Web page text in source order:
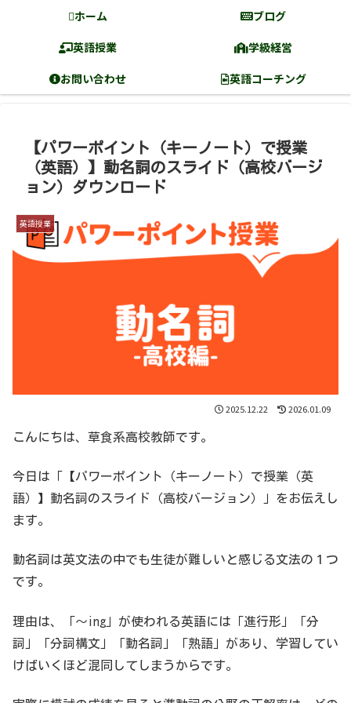
ホーム
ブログ
英語授業
学級経営
お問い合わせ
英語コーチング
【パワーポイント（キーノート）で授業
（英語）】動名詞のスライド（高校バージ
ョン）ダウンロード
英語授業
2025.12.22 2026.01.09
こんにちは、草食系高校教師です。
今日は「【パワーポイント（キーノート）で授業（英
語）】動名詞のスライド（高校バージョン）」をお伝えし
ます。
動名詞は英文法の中でも生徒が難しいと感じる文法の１つ
です。
理由は、「〜ing」が使われる英語には「進行形」「分
詞」「分詞構文」「動名詞」「熟語」があり、学習してい
けばいくほど混同してしまうからです。